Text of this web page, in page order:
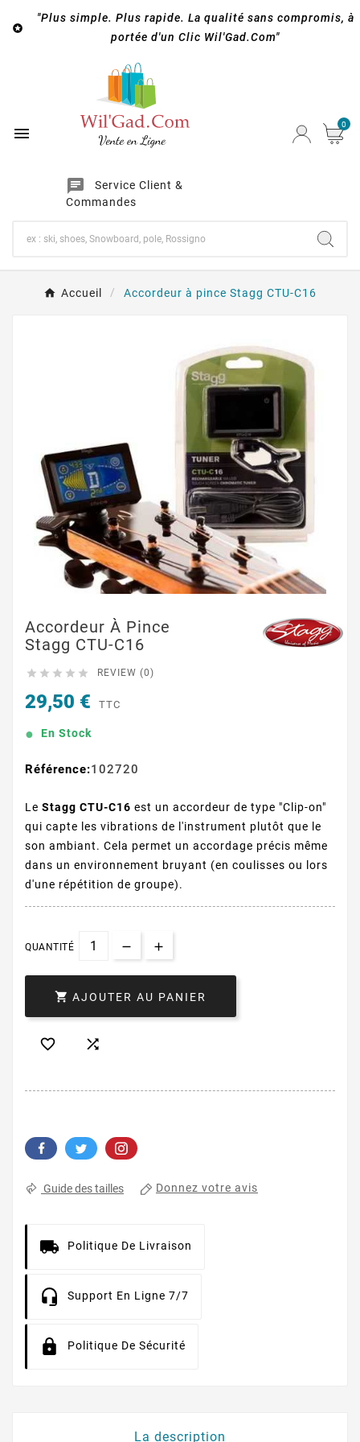

"Plus simple. Plus rapide. La qualité sans compromis, à
portée d'un Clic Wil'Gad.Com"

chat
Service Client &
Commandes
0
Accueil Accordeur à pince Stagg CTU-C16
Accordeur À Pince
Stagg CTU-C16
     REVIEW (0)
29,50 € TTC
En Stock
Référence:102720
Le Stagg CTU-C16 est un accordeur de type "Clip-on"
qui capte les vibrations de l'instrument plutôt que le
son ambiant. Cela permet un accordage précis même
dans un environnement bruyant (en coulisses ou lors
d'une répétition de groupe).
QUANTITÉ
 AJOUTER AU PANIER
 
Guide des tailles Donnez votre avis
Politique De Livraison
Support En Ligne 7/7
Politique De Sécurité
La description